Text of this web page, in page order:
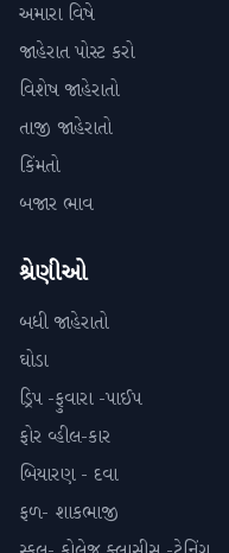
અમારા વિષે
જાહેરાત પોસ્ટ કરો
વિશેષ જાહેરાતો
તાજી જાહેરાતો
કિંમતો
બજાર ભાવ
શ્રેણીઓ
બધી જાહેરાતો
ઘોડા
ડ્રિપ -ફુવારા -પાઈપ
ફોર વ્હીલ-કાર
બિયારણ - દવા
ફળ- શાકભાજી